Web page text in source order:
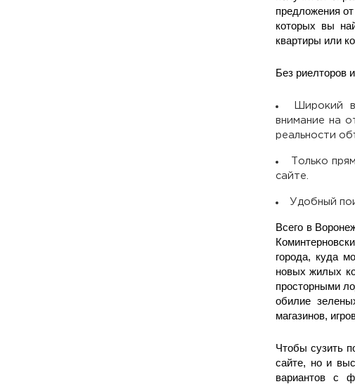
предложения
которых вы
квартиры или
Без риелторов
Широкий
внимание на
реальности
Только
сайте.
Удобный
Всего в
города, куда
новых жилых
просторными
обилие
магазинов,
Чтобы сузить
сайте, но и
вариантов с